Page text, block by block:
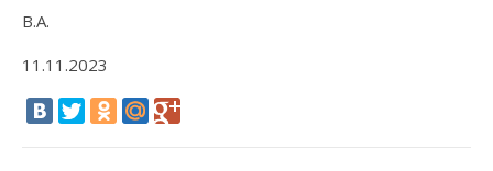
B.A.
11.11.2023